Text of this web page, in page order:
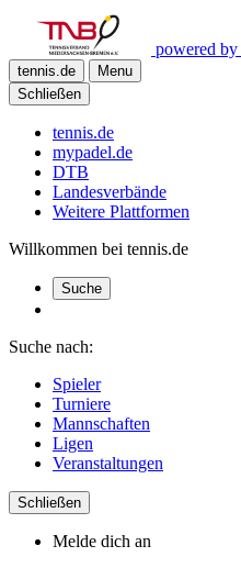
powered by
tennis.de
Menu
Schließen
tennis.de
mypadel.de
DTB
Landesverbände
Weitere Plattformen
Willkommen bei tennis.de
Suche
Suche nach:
Spieler
Turniere
Mannschaften
Ligen
Veranstaltungen
Schließen
Melde dich an